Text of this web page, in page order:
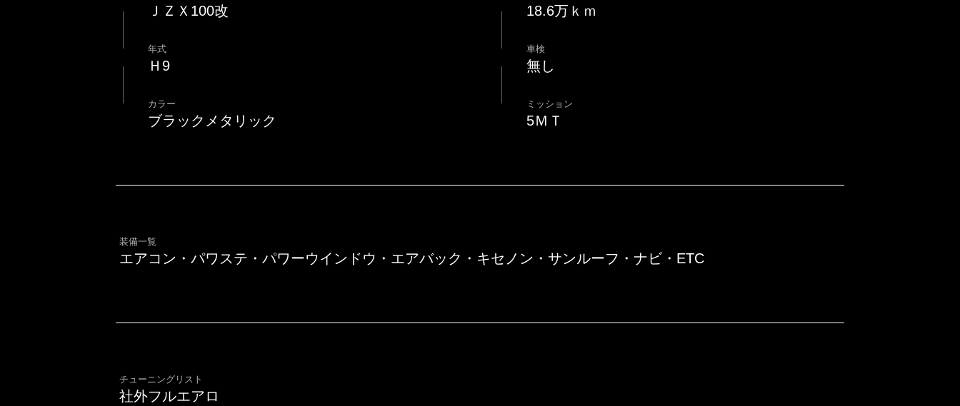
ＪＺＸ100改
年式
Ｈ9
カラー
ブラックメタリック
18.6万ｋｍ
車検
無し
ミッション
5ＭＴ
装備一覧
エアコン・パワステ・パワーウインドウ・エアバック・キセノン・サンルーフ・ナビ・ETC
チューニングリスト
社外フルエアロ